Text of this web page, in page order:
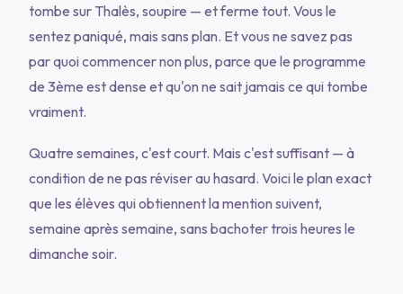
tombe sur Thalès, soupire — et ferme tout. Vous le
sentez paniqué, mais sans plan. Et vous ne savez pas
par quoi commencer non plus, parce que le programme
de 3ème est dense et qu'on ne sait jamais ce qui tombe
vraiment.
Quatre semaines, c'est court. Mais c'est suffisant — à
condition de ne pas réviser au hasard. Voici le plan exact
que les élèves qui obtiennent la mention suivent,
semaine après semaine, sans bachoter trois heures le
dimanche soir.